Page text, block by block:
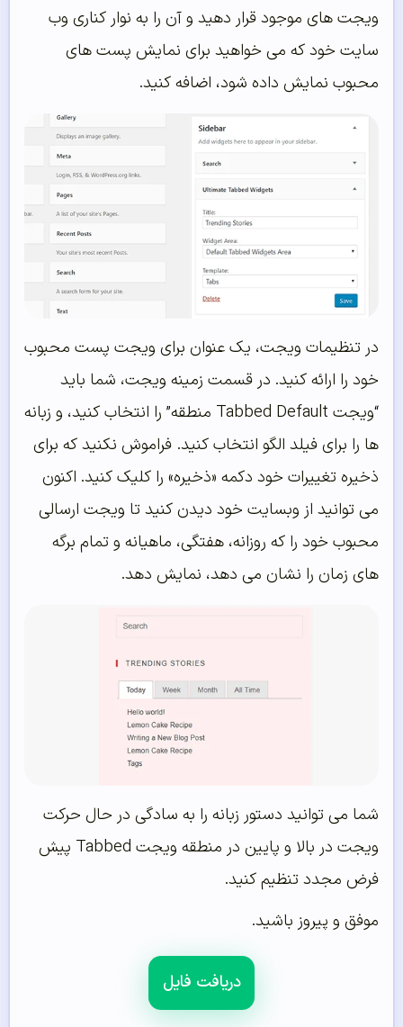
ویجت های موجود قرار دهید و آن را به نوار کناری وب
سایت خود که می خواهید برای نمایش پست های
محبوب نمایش داده شود، اضافه کنید.
در تنظیمات ویجت، یک عنوان برای ویجت پست محبوب
خود را ارائه کنید. در قسمت زمینه ویجت، شما باید
“ویجت Tabbed Default منطقه” را انتخاب کنید، و زبانه
ها را برای فیلد الگو انتخاب کنید. فراموش نکنید که برای
ذخیره تغییرات خود دکمه «ذخیره» را کلیک کنید. اکنون
می توانید از وبسایت خود دیدن کنید تا ویجت ارسالی
محبوب خود را که روزانه، هفتگی، ماهیانه و تمام برگه
های زمان را نشان می دهد، نمایش دهد.
شما می توانید دستور زبانه را به سادگی در حال حرکت
ویجت در بالا و پایین در منطقه ویجت Tabbed پیش
فرض مجدد تنظیم کنید.
موفق و پیروز باشید.
دریافت فایل